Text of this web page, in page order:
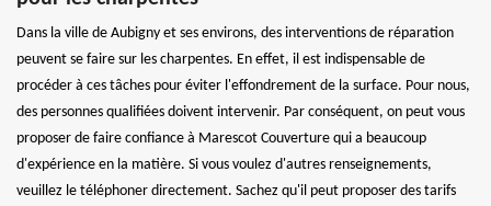
Dans la ville de Aubigny et ses environs, des interventions de réparation
peuvent se faire sur les charpentes. En effet, il est indispensable de
procéder à ces tâches pour éviter l'effondrement de la surface. Pour nous,
des personnes qualifiées doivent intervenir. Par conséquent, on peut vous
proposer de faire confiance à Marescot Couverture qui a beaucoup
d'expérience en la matière. Si vous voulez d'autres renseignements,
veuillez le téléphoner directement. Sachez qu'il peut proposer des tarifs